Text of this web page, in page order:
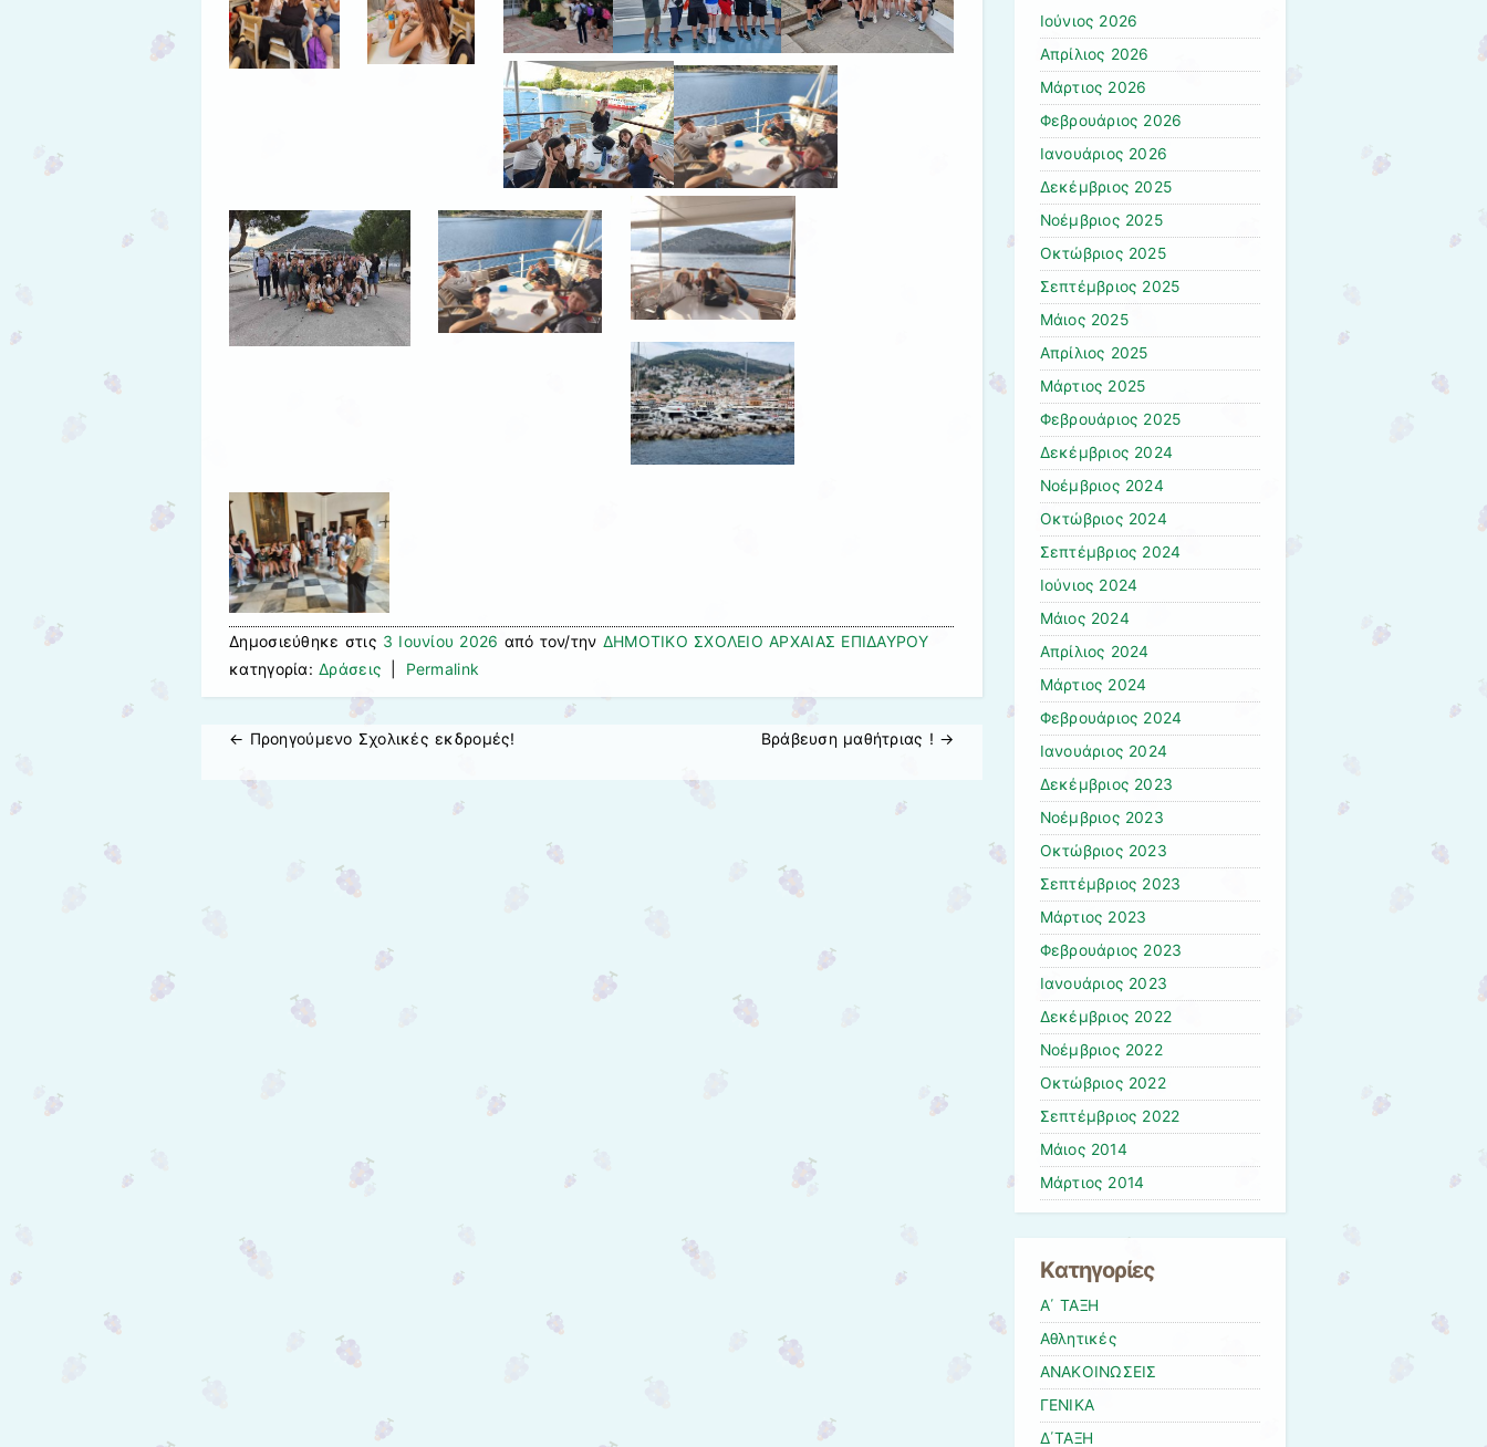
Δημοσιεύθηκε στις 3 Ιουνίου 2026 από τον/την ΔΗΜΟΤΙΚΟ ΣΧΟΛΕΙΟ ΑΡΧΑΙΑΣ ΕΠΙΔΑΥΡΟΥ
κατηγορία:Δράσεις Permalink
Πλοήγηση άρθρων
← Προηγούμενo Σχολικές εκδρομές! Βράβευση μαθήτριας ! →
Ιούνιος 2026
Απρίλιος 2026
Μάρτιος 2026
Φεβρουάριος 2026
Ιανουάριος 2026
Δεκέμβριος 2025
Νοέμβριος 2025
Οκτώβριος 2025
Σεπτέμβριος 2025
Μάιος 2025
Απρίλιος 2025
Μάρτιος 2025
Φεβρουάριος 2025
Δεκέμβριος 2024
Νοέμβριος 2024
Οκτώβριος 2024
Σεπτέμβριος 2024
Ιούνιος 2024
Μάιος 2024
Απρίλιος 2024
Μάρτιος 2024
Φεβρουάριος 2024
Ιανουάριος 2024
Δεκέμβριος 2023
Νοέμβριος 2023
Οκτώβριος 2023
Σεπτέμβριος 2023
Μάρτιος 2023
Φεβρουάριος 2023
Ιανουάριος 2023
Δεκέμβριος 2022
Νοέμβριος 2022
Οκτώβριος 2022
Σεπτέμβριος 2022
Μάιος 2014
Μάρτιος 2014
Kατηγορίες
Α΄ ΤΑΞΗ
Αθλητικές
ΑΝΑΚΟΙΝΩΣΕΙΣ
ΓΕΝΙΚΑ
Δ΄ΤΑΞΗ